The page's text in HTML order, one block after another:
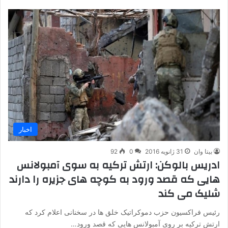
اخبار
بیتا وان 31 ژانویه 2016 0
92
ادریس بالوکن: ارتش ترکیه به سوی آمبولانس
هایی که قصد ورود به کوچه های جزیره را دارند
شلیک می کند
رئیس فراکسیون حزب دموکراتیک خلق ها در سخنانی اعلام کرد که
ارتش ترکیه بر روی آمبولانس هایی که قصد ورود…